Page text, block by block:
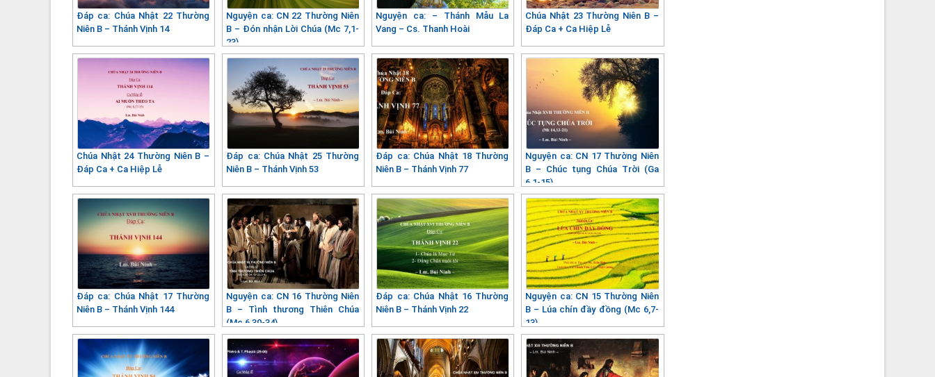
Đáp ca: Chúa Nhật 22 Thường
Niên B – Thánh Vịnh 14
Nguyện ca: CN 22 Thường Niên
B – Đón nhận Lời Chúa (Mc 7,1-
23)
Nguyện ca: – Thánh Mẫu La
Vang – Cs. Thanh Hoài
Chúa Nhật 23 Thường Niên B –
Đáp Ca + Ca Hiệp Lễ
Chúa Nhật 24 Thường Niên B –
Đáp Ca + Ca Hiệp Lễ
Đáp ca: Chúa Nhật 25 Thường
Niên B – Thánh Vịnh 53
Đáp ca: Chúa Nhật 18 Thường
Niên B – Thánh Vịnh 77
Nguyện ca: CN 17 Thường Niên
B – Chúc tụng Chúa Trời (Ga
6,1-15)
Đáp ca: Chúa Nhật 17 Thường
Niên B – Thánh Vịnh 144
Nguyện ca: CN 16 Thường Niên
B – Tình thương Thiên Chúa
(Mc 6,30-34)
Đáp ca: Chúa Nhật 16 Thường
Niên B – Thánh Vịnh 22
Nguyện ca: CN 15 Thường Niên
B – Lúa chín đầy đồng (Mc 6,7-
13)